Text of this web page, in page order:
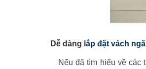
Dễ dàng l ắp đặt vách
Nếu đã tìm hiểu về các